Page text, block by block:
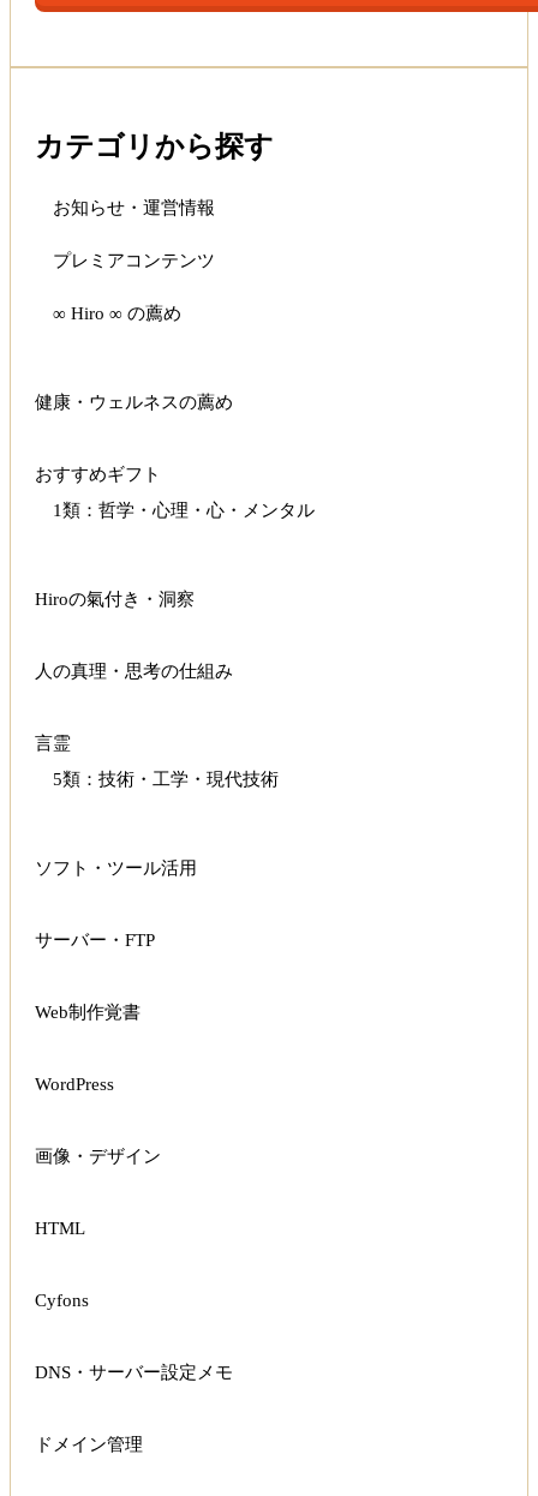
カテゴリから探す
お知らせ・運営情報
プレミアコンテンツ
∞ Hiro ∞ の薦め
健康・ウェルネスの薦め
おすすめギフト
1類：哲学・心理・心・メンタル
Hiroの氣付き・洞察
人の真理・思考の仕組み
言霊
5類：技術・工学・現代技術
ソフト・ツール活用
サーバー・FTP
Web制作覚書
WordPress
画像・デザイン
HTML
Cyfons
DNS・サーバー設定メモ
ドメイン管理